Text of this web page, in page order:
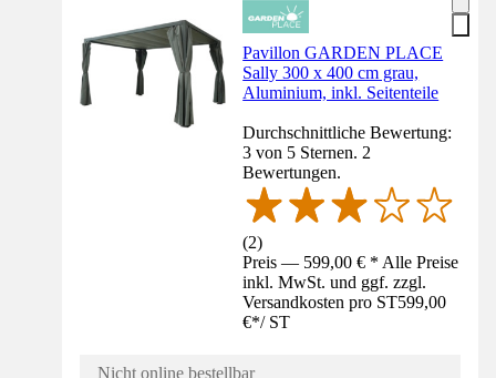
Pavillon GARDEN PLACE
Sally 300 x 400 cm grau,
Aluminium, inkl. Seitenteile
Durchschnittliche Bewertung:
3 von 5 Sternen. 2
Bewertungen.
(2)
Preis — 599,00 € * Alle Preise
inkl. MwSt. und ggf. zzgl.
Versandkosten pro ST599,00
€*/ ST
Nicht online bestellbar